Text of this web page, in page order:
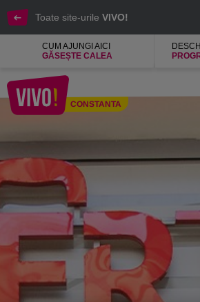
Toate site-urile VIVO!
CUM AJUNGI AICI
GĂSEȘTE CALEA
CONSTANTA
Dertour agentie , de turism si ticketing